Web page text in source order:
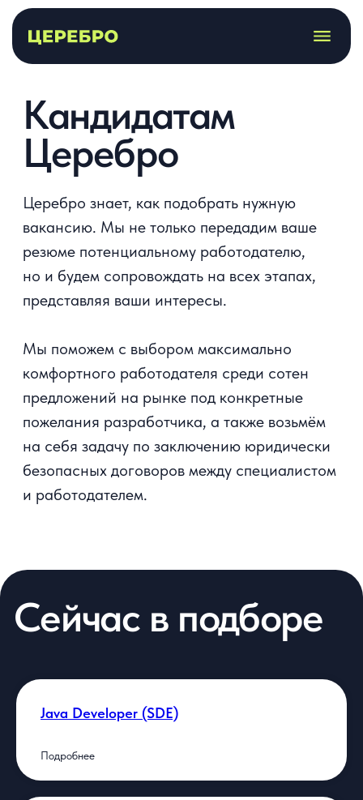
Церебро
Церебро знает, как подобрать нужную
вакансию. Мы не только передадим ваше
резюме потенциальному работодателю,
но и будем сопровождать на всех этапах,
представляя ваши интересы.
Мы поможем с выбором максимально
комфортного работодателя среди сотен
предложений на рынке под конкретные
пожелания разработчика, а также возьмём
и работодателем.
Сейчас в подборе
Java Developer (SDE)
Подробнее